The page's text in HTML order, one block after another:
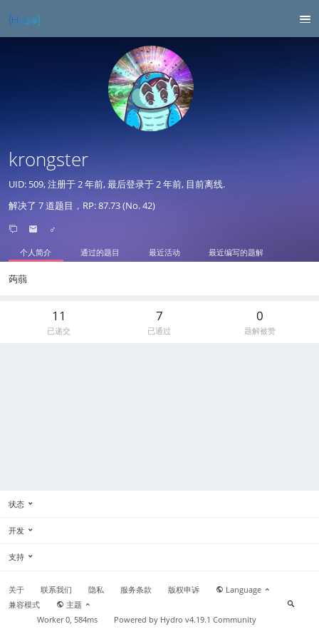
krongster
UID: 509, 注册于2 年前, 最后登录于2 年前, 目前离线.
解决了 7 道题目，RP: 87.73 (No. 42)
♂
个人简介 通过的题目 最近活动 最近编写的题解
蒟蒻
11
已递交
7
已通过
0
题解被赞
状态
开发
支持
关于 联系我们 隐私 服务条款 版权申诉
Language
兼容模式
主题
Worker 0, 584ms
Powered by Hydro v4.19.1 Community